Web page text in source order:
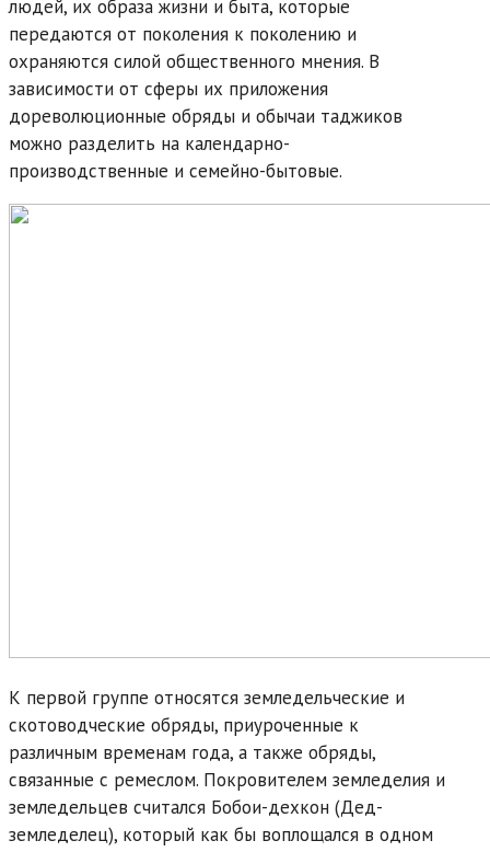
людей, их образа жизни и быта, которые
передаются от поколения к поколению и
охраняются силой общественного мнения. В
зависимости от сферы их приложения
дореволюционные обряды и обычаи таджиков
можно разделить на календарно-
производственные и семейно-бытовые.
К первой группе относятся земледельческие и
скотоводческие обряды, приуроченные к
различным временам года, а также обряды,
связанные с ремеслом. Покровителем земледелия и
земледельцев считался Бобои-дехкон (Дед-
земледелец), который как бы воплощался в одном